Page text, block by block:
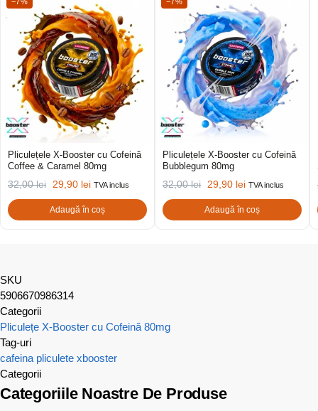
Pliculețele X-Booster cu Cofeină
Coffee & Caramel 80mg
32,00lei 29,90 lei TVA inclus
Adaugă în coș
Pliculețele X-Booster cu Cofeină
Bubblegum 80mg
32,00lei 29,90 lei TVA inclus
Adaugă în coș
SKU
5906670986314
Categorii
Pliculețe X-Booster cu Cofeină 80mg
Tag-uri
cafeina pliculete xbooster
Categorii
Categoriile Noastre De Produse